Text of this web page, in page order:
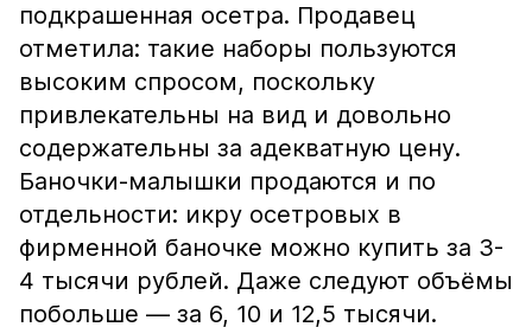
подкрашенная осетра. Продавец
отметила: такие наборы пользуются
высоким спросом, поскольку
привлекательны на вид и довольно
содержательны за адекватную цену.
Баночки-малышки продаются и по
отдельности: икру осетровых в
фирменной баночке можно купить за 3-
4 тысячи рублей. Даже следуют объёмы
побольше — за 6, 10 и 12,5 тысячи.